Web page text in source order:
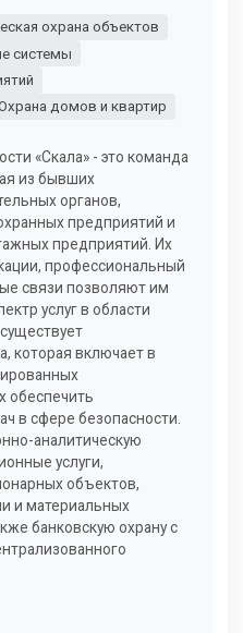
охрана объектов
системы
домов и квартир
«Скала» - это команда
из бывших
органов,
предприятий и
предприятий. Их
профессиональный
связи позволяют им
услуг в области
которая включает в
обеспечить
в сфере безопасности.
аналитическую
услуги,
объектов,
и материальных
банковскую охрану с